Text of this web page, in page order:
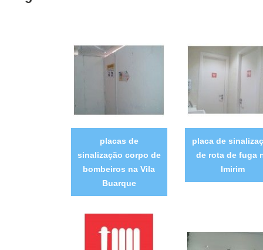
placas de
sinalização corpo de
bombeiros na Vila
Buarque
placa de
de rota de fuga
Imirim